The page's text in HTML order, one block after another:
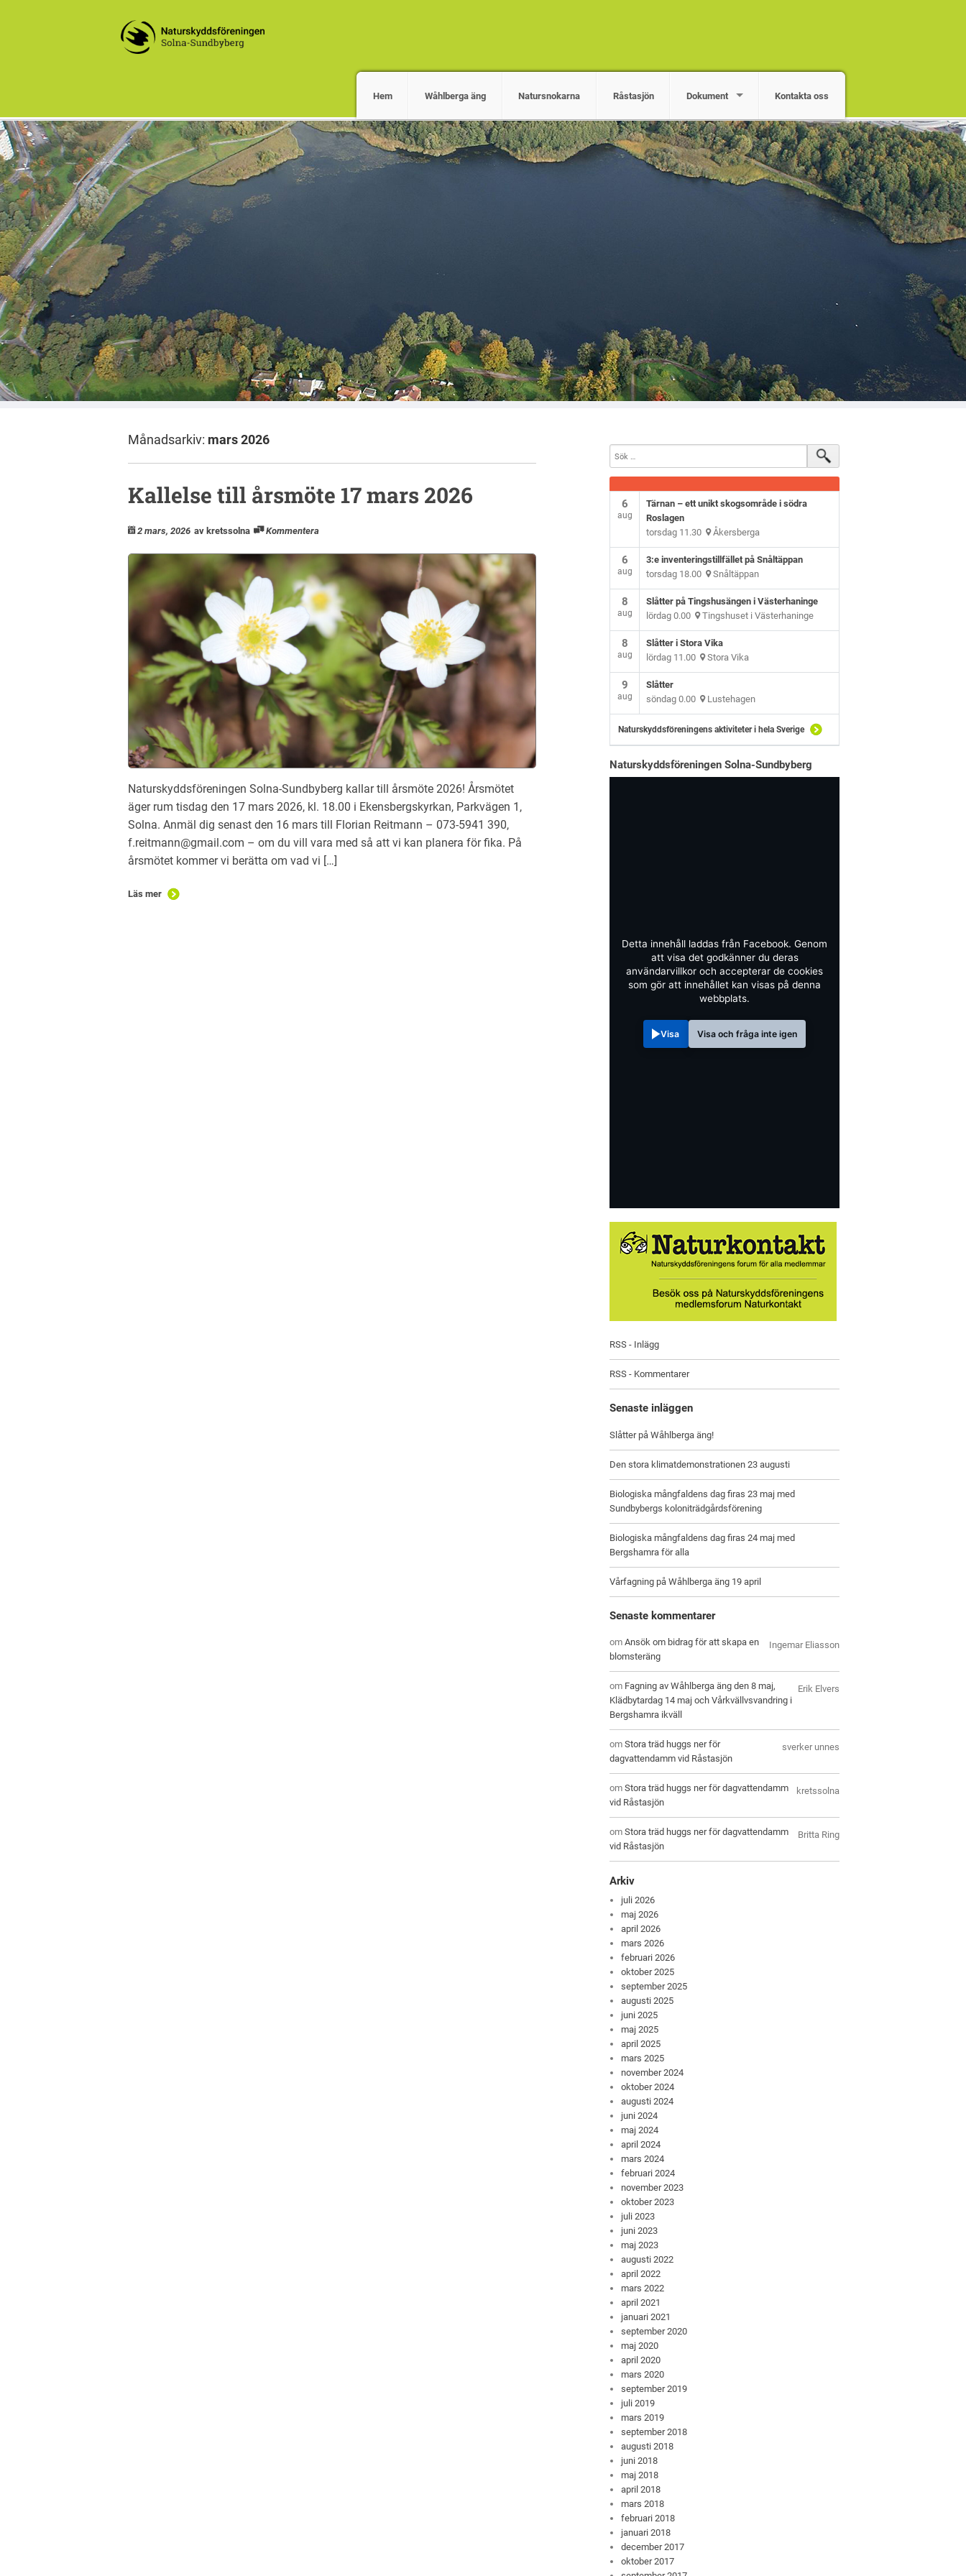
Hem Wåhlberga äng Natursnokarna Råstasjön Dokument Kontakta oss
Månadsarkiv: mars 2026
Kallelse till årsmöte 17 mars 2026
2 mars, 2026 av kretssolna Kommentera
Naturskyddsföreningen Solna-Sundbyberg kallar till årsmöte 2026! Årsmötet
äger rum tisdag den 17 mars 2026, kl. 18.00 i Ekensbergskyrkan, Parkvägen 1,
Solna. Anmäl dig senast den 16 mars till Florian Reitmann – 073-5941 390,
f.reitmann@gmail.com – om du vill vara med så att vi kan planera för fika. På
årsmötet kommer vi berätta om vad vi […]
Läs mer
6
aug
Tärnan – ett unikt skogsområde i södra
Roslagen
torsdag 11.30 Åkersberga
6
aug
3:e inventeringstillfället på Snåltäppan
torsdag 18.00 Snåltäppan
8
aug
Slåtter på Tingshusängen i Västerhaninge
lördag 0.00 Tingshuset i Västerhaninge
8
aug
Slåtter i Stora Vika
lördag 11.00 Stora Vika
9
aug
Slåtter
söndag 0.00 Lustehagen
Naturskyddsföreningens aktiviteter i hela Sverige
Naturskyddsföreningen Solna-Sundbyberg
Detta innehåll laddas från Facebook. Genom
att visa det godkänner du deras
användarvillkor och accepterar de cookies
som gör att innehållet kan visas på denna
webbplats.
Visa Visa och fråga inte igen
RSS - Inlägg
RSS - Kommentarer
Senaste inläggen
Slåtter på Wåhlberga äng!
Den stora klimatdemonstrationen 23 augusti
Biologiska mångfaldens dag firas 23 maj med
Sundbybergs koloniträdgårdsförening
Biologiska mångfaldens dag firas 24 maj med
Bergshamra för alla
Vårfagning på Wåhlberga äng 19 april
Senaste kommentarer
Ingemar Eliasson
omAnsök om bidrag för att skapa en
blomsteräng
Erik Elvers
om Fagning av Wåhlberga äng den 8 maj,
Klädbytardag 14 maj och Vårkvällvsvandring i
Bergshamra ikväll
sverker unnes
omStora träd huggs ner för
dagvattendamm vid Råstasjön
kretssolna
omStora träd huggs ner för dagvattendamm
vid Råstasjön
Britta Ring
omStora träd huggs ner för dagvattendamm
vid Råstasjön
Arkiv
juli 2026
maj 2026
april 2026
mars 2026
februari 2026
oktober 2025
september 2025
augusti 2025
juni 2025
maj 2025
april 2025
mars 2025
november 2024
oktober 2024
augusti 2024
juni 2024
maj 2024
april 2024
mars 2024
februari 2024
november 2023
oktober 2023
juli 2023
juni 2023
maj 2023
augusti 2022
april 2022
mars 2022
april 2021
januari 2021
september 2020
maj 2020
april 2020
mars 2020
september 2019
juli 2019
mars 2019
september 2018
augusti 2018
juni 2018
maj 2018
april 2018
mars 2018
februari 2018
januari 2018
december 2017
oktober 2017